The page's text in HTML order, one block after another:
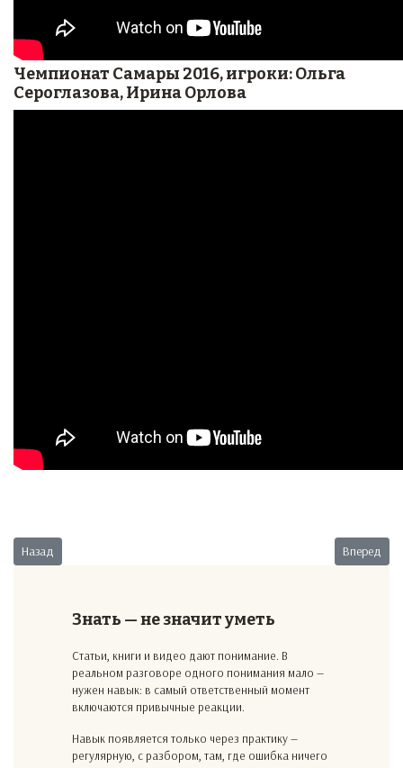
Чемпионат Самары 2016, игроки: Ольга
Сероглазова, Ирина Орлова
Предыдущий: Новый партнер в регионе
Назад Вперед
Знать — не значит уметь
Статьи, книги и видео дают понимание. В
реальном разговоре одного понимания мало —
нужен навык: в самый ответственный момент
включаются привычные реакции.
Навык появляется только через практику —
регулярную, с разбором, там, где ошибка ничего